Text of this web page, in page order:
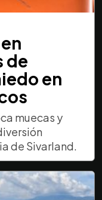
de
en
muecas y
de Sivarland.